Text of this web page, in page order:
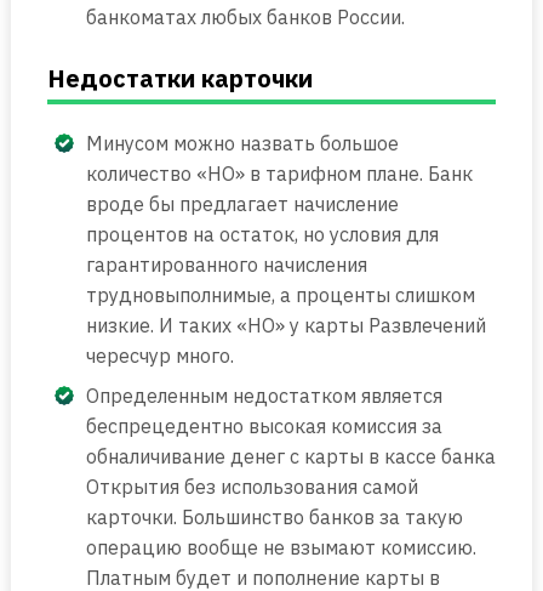
банкоматах любых банков России.
Недостатки карточки
Минусом можно назвать большое
количество «НО» в тарифном плане. Банк
вроде бы предлагает начисление
процентов на остаток, но условия для
гарантированного начисления
трудновыполнимые, а проценты слишком
низкие. И таких «НО» у карты Развлечений
чересчур много.
Определенным недостатком является
беспрецедентно высокая комиссия за
обналичивание денег с карты в кассе банка
Открытия без использования самой
карточки. Большинство банков за такую
операцию вообще не взымают комиссию.
Платным будет и пополнение карты в